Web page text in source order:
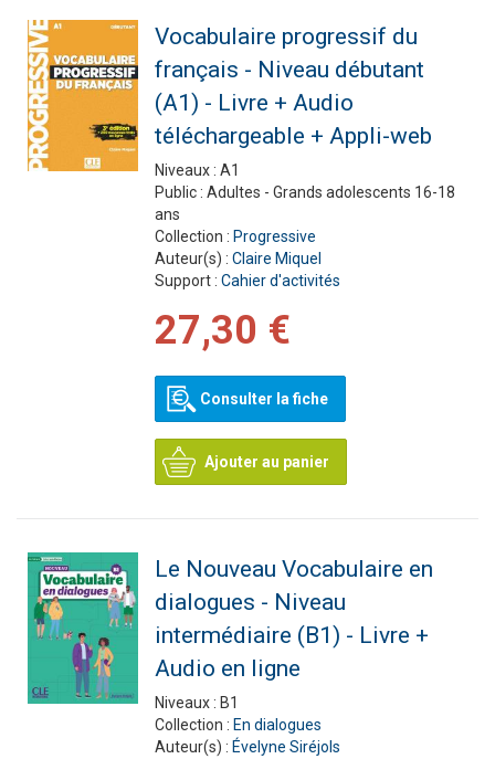
Vocabulaire progressif du
français - Niveau débutant
(A1) - Livre + Audio
téléchargeable + Appli-web
Niveaux : A1
Public : Adultes - Grands adolescents 16-18
ans
Collection : Progressive
Auteur(s) : Claire Miquel
Support : Cahier d'activités
27,30 €
Consulter la fiche
Ajouter au panier
Le Nouveau Vocabulaire en
dialogues - Niveau
intermédiaire (B1) - Livre +
Audio en ligne
Niveaux : B1
Collection : En dialogues
Auteur(s) : Évelyne Siréjols